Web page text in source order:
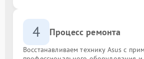
4 Процесс ремонта
Восстанавливаем технику Asus с